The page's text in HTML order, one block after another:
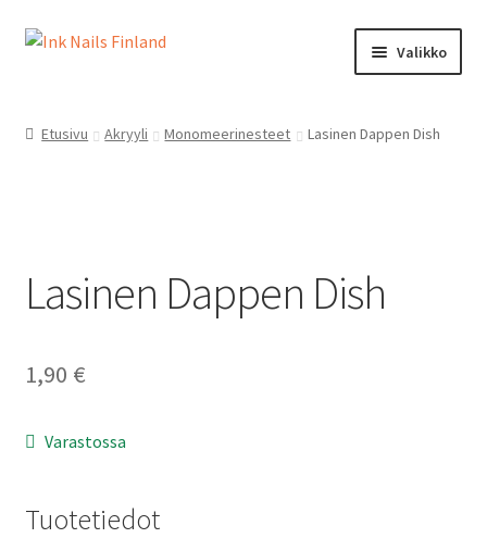
Siirry
Siirry
Valikko
Ostoskori
Yhteystiedot
Etusivu Akryyli Monomeerinesteet Lasinen Dappen Dish
Lasinen Dappen Dish
1,90 €
Varastossa
Tuotetiedot